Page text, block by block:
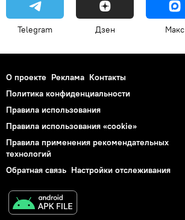
Telegram Дзен Макс
О проекте Реклама Контакты
Политика конфиденциальности
Правила использования
Правила использования «cookie»
Правила применения рекомендательных
технологий
Обратная связь Настройки отслеживания